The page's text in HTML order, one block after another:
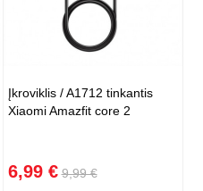
Įkroviklis / A1712 tinkantis
Xiaomi Amazfit core 2
6,99 € 9,99 €